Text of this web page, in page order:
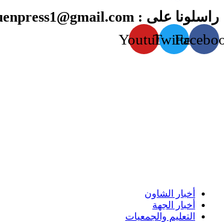
راسلونا على : chaouenpress1@gmail.com
Twitter
Youtube
أخبار الشاون
أخبار الجهة
التعليم والجمعيات